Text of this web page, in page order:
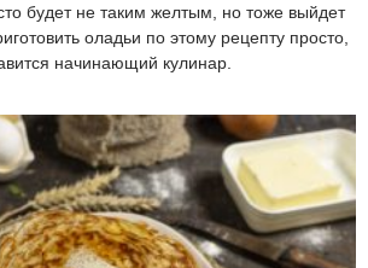
будет не таким желтым, но тоже выйдет
оладьи по этому рецепту просто,
начинающий кулинар.